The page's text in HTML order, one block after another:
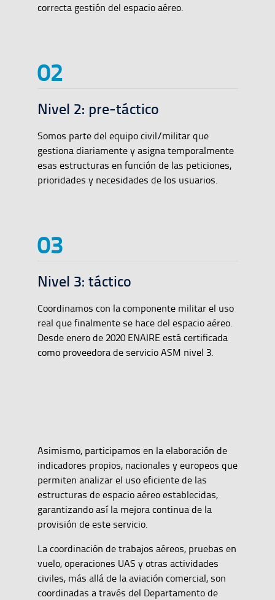
correcta gestión del espacio aéreo.
Nivel 2: pre-táctico
Somos parte del equipo civil/militar que
gestiona diariamente y asigna temporalmente
esas estructuras en función de las peticiones,
prioridades y necesidades de los usuarios.
Nivel 3: táctico
Coordinamos con la componente militar el uso
real que finalmente se hace del espacio aéreo.
Desde enero de 2020 ENAIRE está certificada
como proveedora de servicio ASM nivel 3.
Asimismo, participamos en la elaboración de
indicadores propios, nacionales y europeos que
permiten analizar el uso eficiente de las
estructuras de espacio aéreo establecidas,
garantizando así la mejora continua de la
provisión de este servicio.
La coordinación de trabajos aéreos, pruebas en
vuelo, operaciones UAS y otras actividades
civiles, más allá de la aviación comercial, son
coordinadas a través del Departamento de